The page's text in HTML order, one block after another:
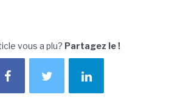
vous a plu? Partagez le !